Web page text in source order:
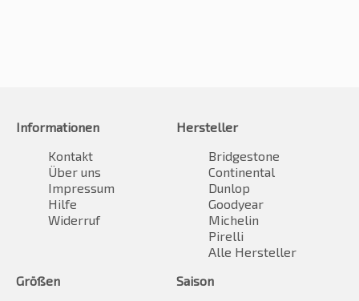
Informationen
Kontakt
Über uns
Impressum
Hilfe
Widerruf
Hersteller
Bridgestone
Continental
Dunlop
Goodyear
Michelin
Pirelli
Alle Hersteller
Größen
Saison